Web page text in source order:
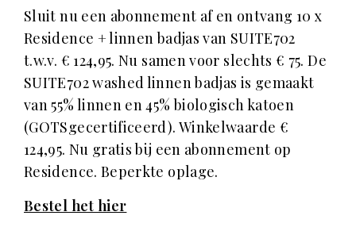
Sluit nu een abonnement af en ontvang 10 x
Residence + linnen badjas van SUITE702
t.w.v. € 124,95. Nu samen voor slechts € 75. De
SUITE702 washed linnen badjas is gemaakt
van 55% linnen en 45% biologisch katoen
(GOTSgecertificeerd). Winkelwaarde €
124,95. Nu gratis bij een abonnement op
Residence. Beperkte oplage.
Bestel het hier